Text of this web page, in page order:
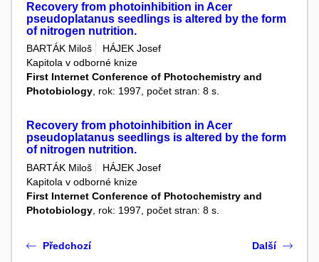
Recovery from photoinhibition in Acer
pseudoplatanus seedlings is altered by the form
of nitrogen nutrition.
BARTÁK Miloš
HÁJEK Josef
Kapitola v odborné knize
First Internet Conference of Photochemistry and
Photobiology, rok: 1997, počet stran: 8 s.
Recovery from photoinhibition in Acer
pseudoplatanus seedlings is altered by the form
of nitrogen nutrition.
BARTÁK Miloš
HÁJEK Josef
Kapitola v odborné knize
First Internet Conference of Photochemistry and
Photobiology , rok: 1997, počet stran: 8 s.
Předchozí Další